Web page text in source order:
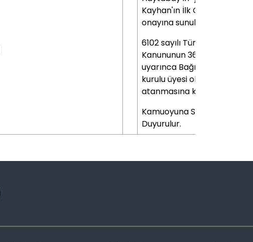
Kayhan'ın İlk Genel Kurul'un
onayına sunulmak üzere
6102 sayılı Türk Ticaret
Kanununun 363.maddesi
uyarınca Bağımsız Yönetim
kurulu üyesi olarak
atanmasına karar verilmiştir.
Kamuoyuna Saygıyla
Duyurulur.